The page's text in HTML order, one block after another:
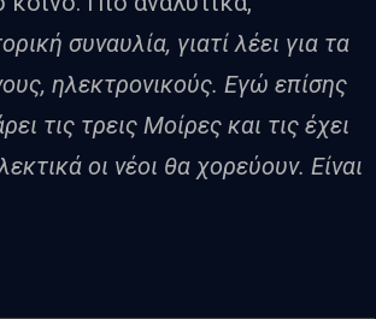
συναυλία, γιατί λέει για τα
ηλεκτρονικούς. Εγώ επίσης
τις τρεις Μοίρες και τις έχει
οι νέοι θα χορεύουν. Είναι